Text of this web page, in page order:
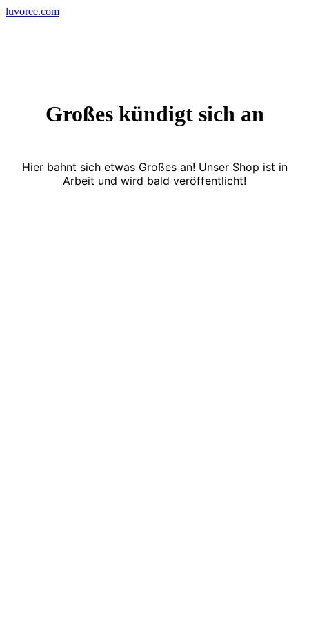
Skip
luvoree.com
Großes kündigt sich an
Hier bahnt sich etwas Großes an! Unser Shop ist in
Arbeit und wird bald veröffentlicht!